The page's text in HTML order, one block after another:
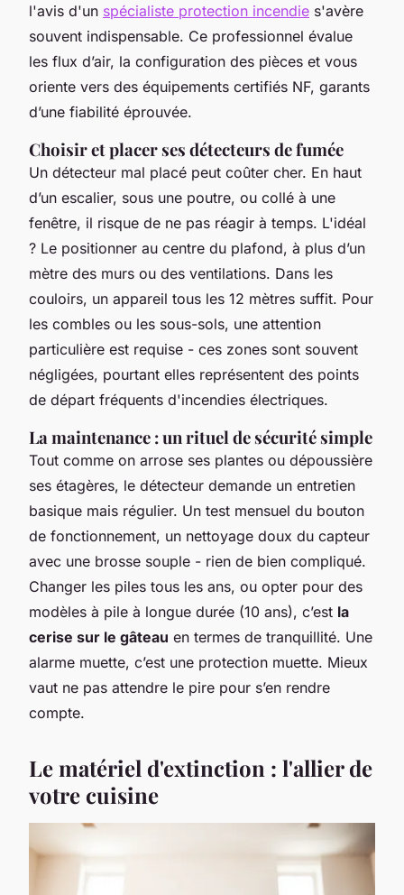
l'avis d'un spécialiste protection incendie s'avère
souvent indispensable. Ce professionnel évalue
les flux d’air, la configuration des pièces et vous
oriente vers des équipements certifiés NF, garants
d’une fiabilité éprouvée.
Choisir et placer ses détecteurs de fumée
Un détecteur mal placé peut coûter cher. En haut
d’un escalier, sous une poutre, ou collé à une
fenêtre, il risque de ne pas réagir à temps. L'idéal
? Le positionner au centre du plafond, à plus d’un
mètre des murs ou des ventilations. Dans les
couloirs, un appareil tous les 12 mètres suffit. Pour
les combles ou les sous-sols, une attention
particulière est requise - ces zones sont souvent
négligées, pourtant elles représentent des points
de départ fréquents d'incendies électriques.
La maintenance : un rituel de sécurité simple
Tout comme on arrose ses plantes ou dépoussière
ses étagères, le détecteur demande un entretien
basique mais régulier. Un test mensuel du bouton
de fonctionnement, un nettoyage doux du capteur
avec une brosse souple - rien de bien compliqué.
Changer les piles tous les ans, ou opter pour des
modèles à pile à longue durée (10 ans), c’est la
cerise sur le gâteau en termes de tranquillité. Une
alarme muette, c’est une protection muette. Mieux
vaut ne pas attendre le pire pour s’en rendre
compte.
Le matériel d'extinction : l'allier de
votre cuisine